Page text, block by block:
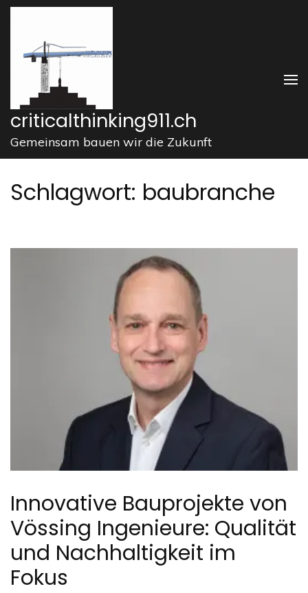
Zum
springen
drücken)
criticalthinking911.ch
Gemeinsam bauen wir die Zukunft
Schlagwort: baubranche
Innovative Bauprojekte von
Vössing Ingenieure: Qualität
und Nachhaltigkeit im
Fokus